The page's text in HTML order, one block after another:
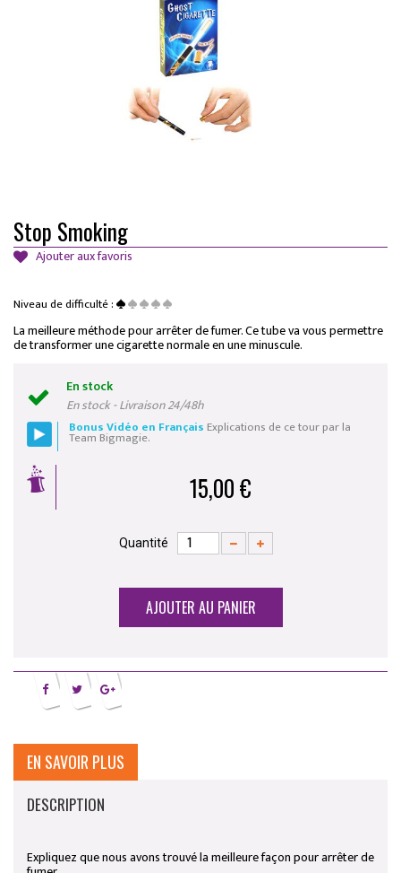
Stop Smoking
Ajouter aux favoris
Niveau de difficulté :
La meilleure méthode pour arrêter de fumer. Ce tube va vous permettre
de transformer une cigarette normale en une minuscule.
En stock
En stock - Livraison 24/48h
Bonus Vidéo en Français Explications de ce tour par la
Team Bigmagie.
15,00 €
Quantité
AJOUTER AU PANIER
EN SAVOIR PLUS
DESCRIPTION
Expliquez que nous avons trouvé la meilleure façon pour arrêter de